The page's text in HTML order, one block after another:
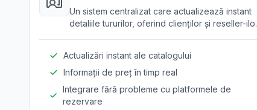
Un sistem centralizat care actualizează instant
detaliile tururilor, oferind clienților și reseller-ilor
Actualizări instant ale catalogului
Informații de preț în timp real
Integrare fără probleme cu platformele de
rezervare